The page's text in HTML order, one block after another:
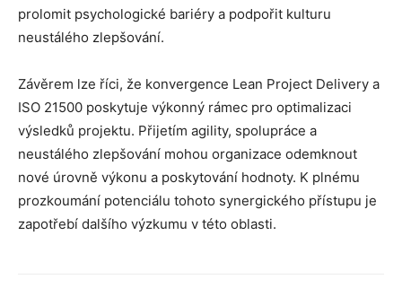
prolomit psychologické bariéry a podpořit kulturu
neustálého zlepšování.
Závěrem lze říci, že konvergence Lean Project Delivery a
ISO 21500 poskytuje výkonný rámec pro optimalizaci
výsledků projektu. Přijetím agility, spolupráce a
neustálého zlepšování mohou organizace odemknout
nové úrovně výkonu a poskytování hodnoty. K plnému
prozkoumání potenciálu tohoto synergického přístupu je
zapotřebí dalšího výzkumu v této oblasti.